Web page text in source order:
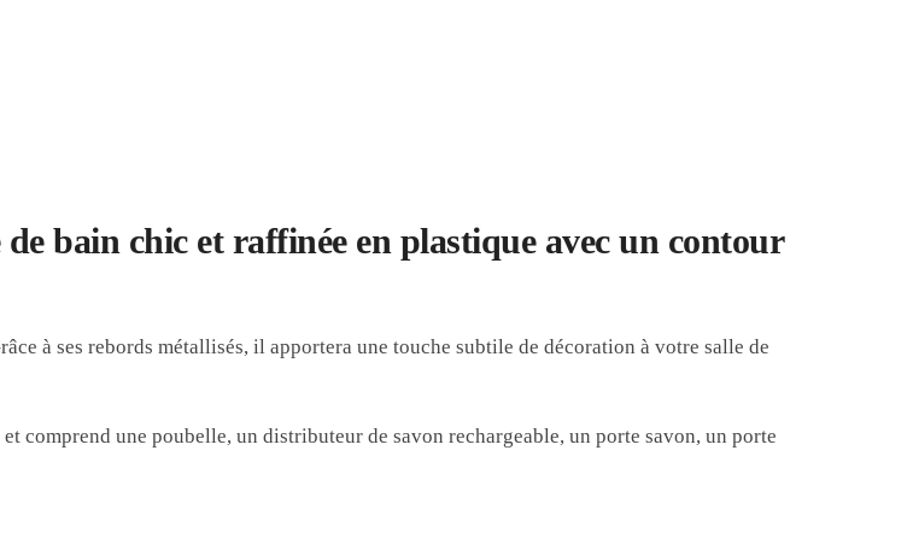
de bain chic et raffinée en plastique avec un contour
à ses rebords métallisés, il apportera une touche subtile de décoration à votre salle de
comprend une poubelle, un distributeur de savon rechargeable, un porte savon, un porte